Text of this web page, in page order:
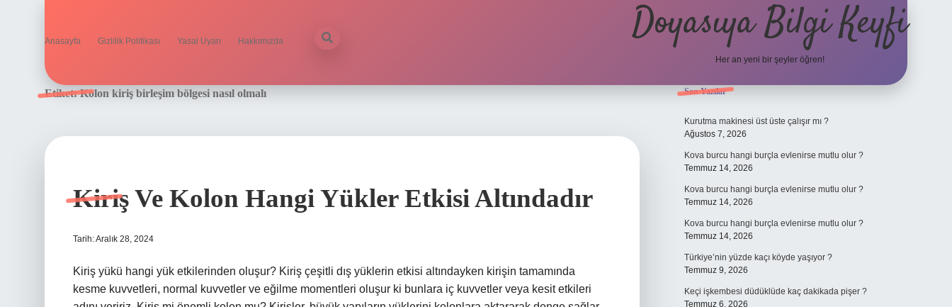
Anasayfa Gizlilik Politikası Yasal Uyarı Hakkımızda Doyasıya Bilgi Keyfi
Her an yeni bir şeyler öğren!
Etiket:Kolon kiriş birleşim bölgesi nasıl olmalı
Kiriş Ve Kolon Hangi Yükler Etkisi Altındadır
Tarih: Aralık 28, 2024
Kiriş yükü hangi yük etkilerinden oluşur? Kiriş çeşitli dış yüklerin etkisi altındayken kirişin tamamında
kesme kuvvetleri, normal kuvvetler ve eğilme momentleri oluşur ki bunlara iç kuvvetler veya kesit etkileri
Sidebar
Son Yazılar
Kurutma makinesi üst üste çalışır mı ?
Ağustos 7, 2026
Kova burcu hangi burçla evlenirse mutlu olur ?
Temmuz 14, 2026
Kova burcu hangi burçla evlenirse mutlu olur ?
Temmuz 14, 2026
Kova burcu hangi burçla evlenirse mutlu olur ?
Temmuz 14, 2026
Türkiye’nin yüzde kaçı köyde yaşıyor ?
Temmuz 9, 2026
Keçi işkembesi düdüklüde kaç dakikada pişer ?
Temmuz 6, 2026